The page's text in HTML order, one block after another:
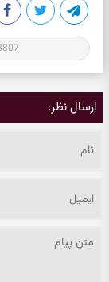
ارسال نظر: